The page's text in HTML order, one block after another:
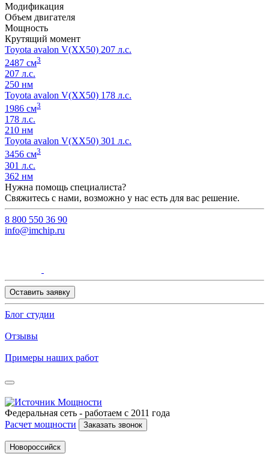
Модификация
Объем двигателя
Мощность
Крутящий момент
Toyota avalon V(XX50) 207 л.с.
2487 см3
207 л.с.
250 нм
Toyota avalon V(XX50) 178 л.с.
1986 см3
178 л.с.
210 нм
Toyota avalon V(XX50) 301 л.с.
3456 см3
301 л.с.
362 нм
Нужна помощь специалиста?
Свяжитесь с нами, возможно у нас есть для вас решение.
8 800 550 36 90
info@imchip.ru
Оставить заявку
Блог студии
Отзывы
Примеры наших работ
Федеральная сеть - работаем с 2011 года
Расчет мощности
Заказать звонок
Новороссийск